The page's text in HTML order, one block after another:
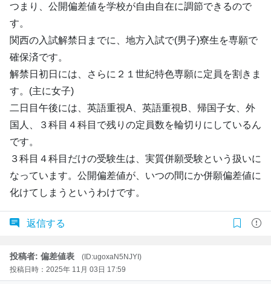
つまり、公開偏差値を学校が自由自在に調節できるので
す。
関西の入試解禁日までに、地方入試で(男子)寮生を専願で
確保済です。
解禁日初日には、さらに２１世紀特色専願に定員を割きま
す。(主に女子)
二日目午後には、英語重視A、英語重視B、帰国子女、外
国人、３科目４科目で残りの定員数を輪切りにしているん
です。
３科目４科目だけの受験生は、実質併願受験という扱いに
なっています。公開偏差値が、いつの間にか併願偏差値に
化けてしまうというわけです。
返信する
投稿者: 偏差値表
(ID:ugoxaN5NJYI)
投稿日時：2025年 11月 03日 17:59